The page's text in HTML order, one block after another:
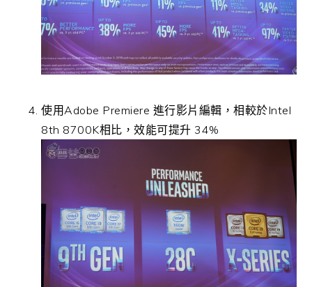
使用Adobe Premiere 進行影片編輯，相較於Intel
8th 8700K相比，效能可提升 34%